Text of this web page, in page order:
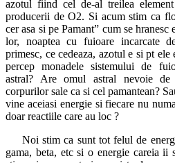
azotul fiind cel de-al treilea
producerii de O2. Si acum stim ca
cer asa si pe Pamant” cum se hranesc
lor, noaptea cu fuioare incarcate
primesc, ce cedeaza, azotul e si pt
percep monadele sistemului de
astral? Are omul astral nevoie de
corpurilor sale ca si cel pamantean?
vine aceiasi energie si fiecare nu
doar reactiile care au loc ?
Noi stim ca sunt tot felul de
gama, beta, etc si o energie careia ii